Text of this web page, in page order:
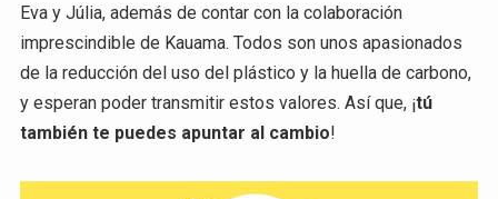
Eva y Júlia, además de contar con la colaboración
imprescindible de Kauama. Todos son unos apasionados
de la reducción del uso del plástico y la huella de carbono,
y esperan poder transmitir estos valores. Así que, ¡tú
también te puedes apuntar al cambio!